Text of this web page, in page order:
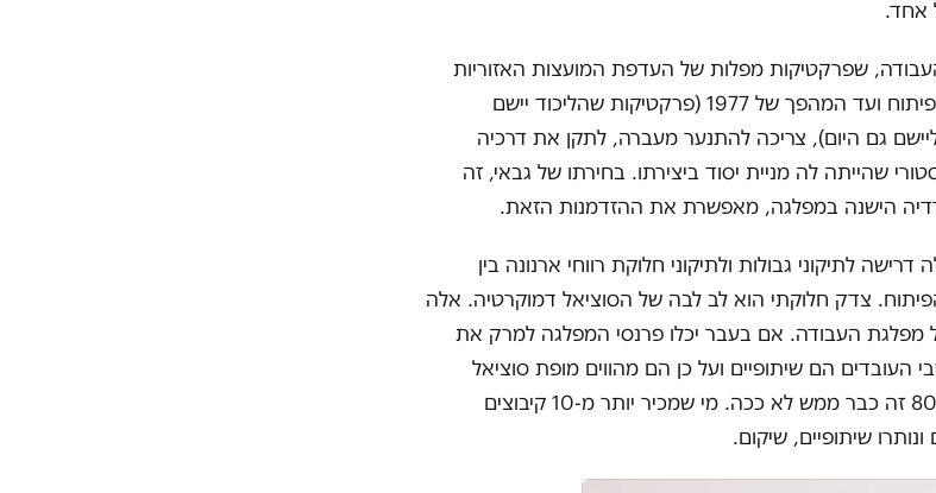
אחד.
שפרקטיקות מפלות של העדפת המועצות האזוריות
שנקטה בהן עם הקמת ערי הפיתוח ועד המהפך של 1977 (פרקטיקות שהליכוד יישם
גם היום), צריכה להתנער מעברה, לתקן את דרכיה
שהייתה לה מניית יסוד ביצירתו. בחירתו של גבאי, זה
הישנה במפלגה, מאפשרת את ההזדמנות הזאת.
לתיקוני גבולות ולתיקוני חלוקת רווחי ארנונה בין
הפיתוח. צדק חלוקתי הוא לב לבה של הסוציאל דמוקרטיה. אלה
מפלגת העבודה. אם בעבר יכלו פרנסי המפלגה למרק את
העובדים הם שיתופיים ועל כן הם מהווים מופת סוציאל
דמוקרטי, הרי שמאז שנות ה-80 זה כבר ממש לא ככה. מי שמכיר יותר מ-10 קיבוצים
שיתופיים, שיקום.